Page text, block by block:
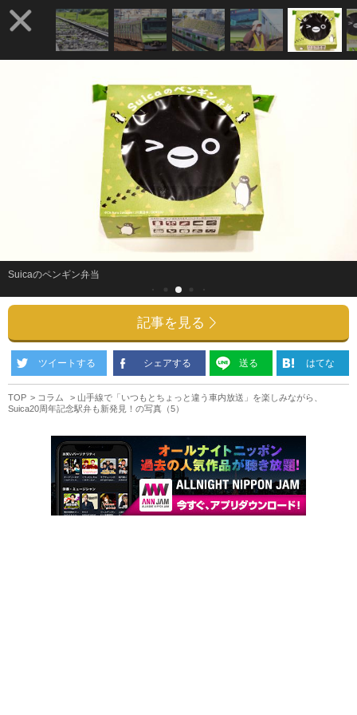
Suicaのペンギン弁当
記事を見る
ツイートする シェアする 送る はてな
TOP コラム
山手線で「いつもとちょっと違う車内放送」を楽しみながら、
Suica20周年記念駅弁も新発見！の写真（5）